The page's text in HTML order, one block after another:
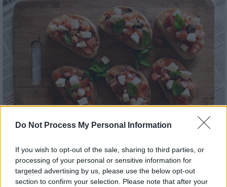
Do Not Process My Personal Information
If you wish to opt-out of the sale, sharing to third parties, or
processing of your personal or sensitive information for
targeted advertising by us, please use the below opt-out
section to confirm your selection. Please note that after your
Food & Drink|30.04.2022 08:20
Φτιάχνουμε μπρουσκέτες – Τρεις
συνταγές για τα λατρεμένα αντιπάστι